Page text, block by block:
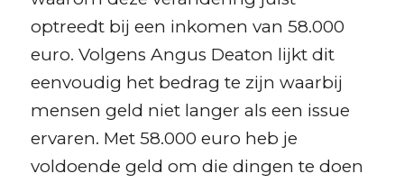
optreedt bij een inkomen van 58.000
euro. Volgens Angus Deaton lijkt dit
eenvoudig het bedrag te zijn waarbij
mensen geld niet langer als een issue
ervaren. Met 58.000 euro heb je
voldoende geld om die dingen te doen